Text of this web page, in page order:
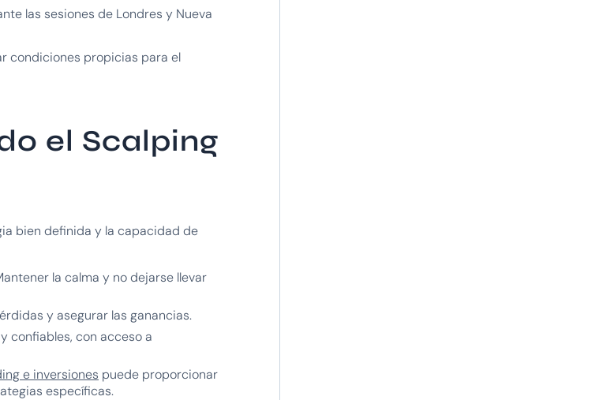
las sesiones de Londres y Nueva
condiciones propicias para el
el Scalping
bien definida y la capacidad de
la calma y no dejarse llevar
y asegurar las ganancias.
confiables, con acceso a
e inversiones puede proporcionar
específicas.